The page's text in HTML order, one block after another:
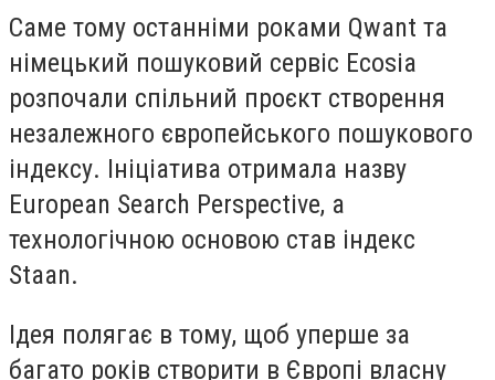
Саме тому останніми роками Qwant та
німецький пошуковий сервіс Ecosia
розпочали спільний проєкт створення
незалежного європейського пошукового
індексу. Ініціатива отримала назву
European Search Perspective, а
технологічною основою став індекс
Staan.
Ідея полягає в тому, щоб уперше за
багато років створити в Європі власну